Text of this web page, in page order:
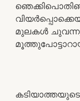
മുലകൾ